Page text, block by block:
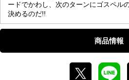
ードでかわし、次のターンにゴスペル
決めるのだ!!
商品情報